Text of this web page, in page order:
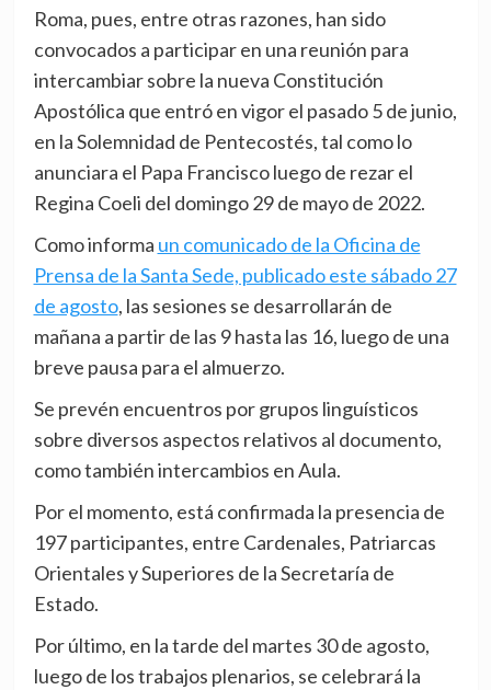
Roma, pues, entre otras razones, han sido
convocados a participar en una reunión para
intercambiar sobre la nueva Constitución
Apostólica que entró en vigor el pasado 5 de junio,
en la Solemnidad de Pentecostés, tal como lo
anunciara el Papa Francisco luego de rezar el
Regina Coeli del domingo 29 de mayo de 2022.
Como informa un comunicado de la Oficina de
Prensa de la Santa Sede, publicado este sábado 27
de agosto, las sesiones se desarrollarán de
mañana a partir de las 9 hasta las 16, luego de una
breve pausa para el almuerzo.
Se prevén encuentros por grupos linguísticos
sobre diversos aspectos relativos al documento,
como también intercambios en Aula.
Por el momento, está confirmada la presencia de
197 participantes, entre Cardenales, Patriarcas
Orientales y Superiores de la Secretaría de
Estado.
Por último, en la tarde del martes 30 de agosto,
luego de los trabajos plenarios, se celebrará la